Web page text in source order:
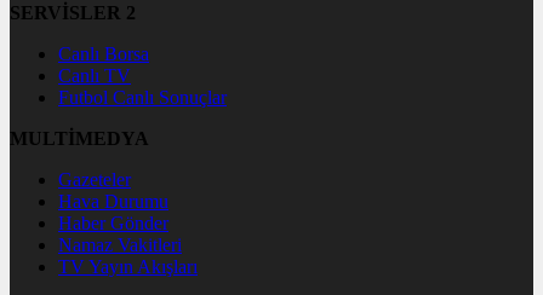
SERVİSLER 2
Canlı Borsa
Canlı TV
Futbol Canlı Sonuçlar
MULTİMEDYA
Gazeteler
Hava Durumu
Haber Gönder
Namaz Vakitleri
TV Yayın Akışları